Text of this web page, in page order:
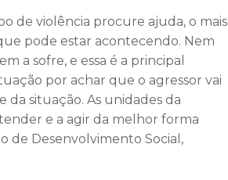
de violência procure ajuda, o mais
pode estar acontecendo. Nem
a sofre, e essa é a principal
por achar que o agressor vai
situação. As unidades da
e a agir da melhor forma
de Desenvolvimento Social,